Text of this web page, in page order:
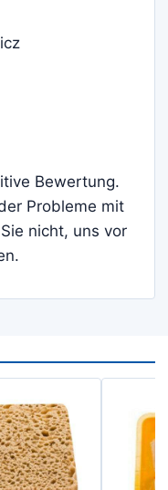
Bewertung.
Probleme mit
nicht, uns vor